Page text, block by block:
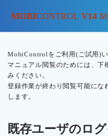
MOBICONTROL V14
MobiControlをご利用(ご試用)
マニュアル閲覧のためには、下
みください。
登録作業が終わり閲覧可能にな
します。
既存ユーザのロ